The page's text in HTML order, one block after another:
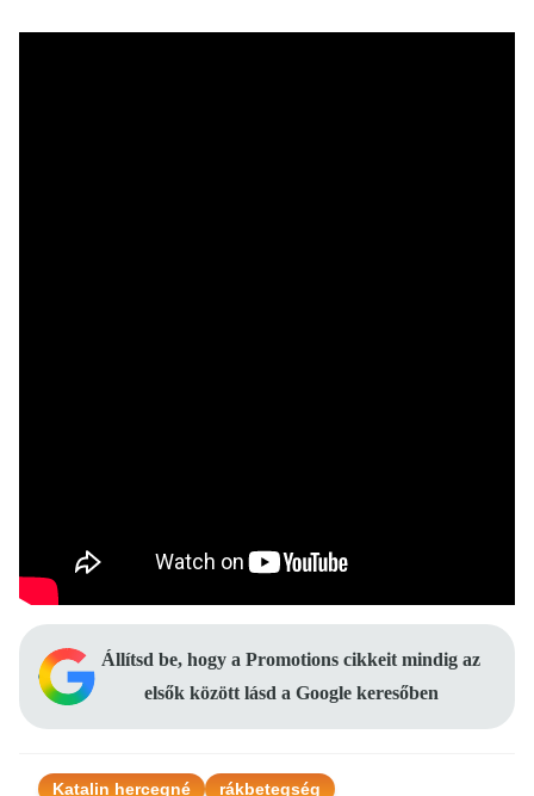
Állítsd be, hogy a Promotions cikkeit mindig az
elsők között lásd a Google keresőben
Katalin hercegné rákbetegség